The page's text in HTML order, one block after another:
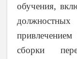
обучения,
привлечением
сборки